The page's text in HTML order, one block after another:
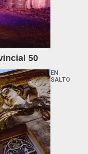
50
EN
SALTO